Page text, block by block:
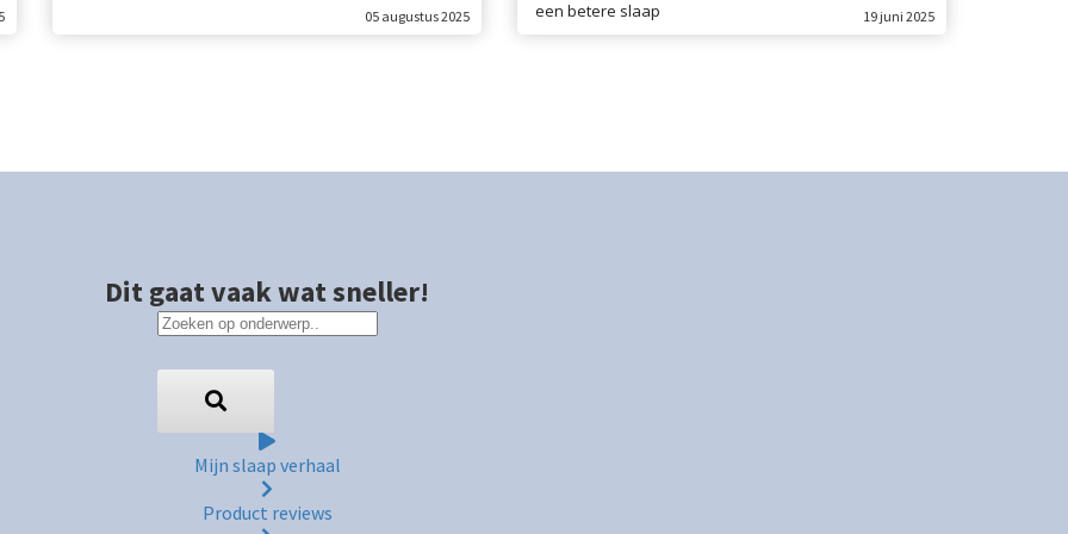
05 augustus 2025
een betere slaap
19 juni 2025
Dit gaat vaak wat sneller!
Mijn slaap verhaal
Product reviews